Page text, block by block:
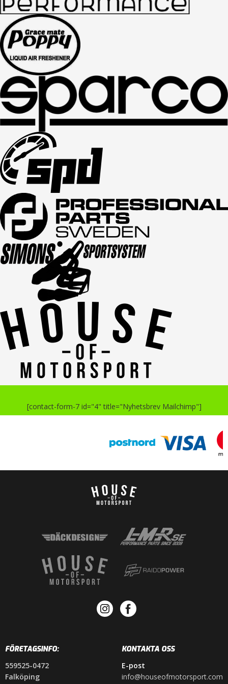
[contact-form-7 id="4" title="Nyhetsbrev Mailchimp"]
FÖRETAGSINFO:
559525-0472
Falköping
KONTAKTA OSS
E-post
info@houseofmotorsport.com